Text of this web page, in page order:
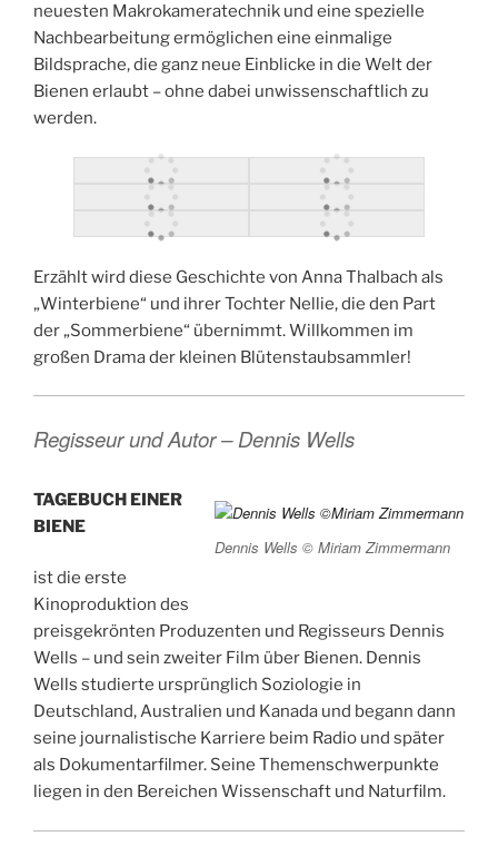
neuesten Makrokameratechnik und eine spezielle
Nachbearbeitung ermöglichen eine einmalige
Bildsprache, die ganz neue Einblicke in die Welt der
Bienen erlaubt – ohne dabei unwissenschaftlich zu
werden.
Erzählt wird diese Geschichte von Anna Thalbach als
„Winterbiene“ und ihrer Tochter Nellie, die den Part
der „Sommerbiene“ übernimmt. Willkommen im
großen Drama der kleinen Blütenstaubsammler!
Regisseur und Autor – Dennis Wells
Dennis Wells © Miriam Zimmermann
TAGEBUCH EINER
BIENE
ist die erste
Kinoproduktion des
preisgekrönten Produzenten und Regisseurs Dennis
Wells – und sein zweiter Film über Bienen. Dennis
Wells studierte ursprünglich Soziologie in
Deutschland, Australien und Kanada und begann dann
seine journalistische Karriere beim Radio und später
als Dokumentarfilmer. Seine Themenschwerpunkte
liegen in den Bereichen Wissenschaft und Naturfilm.